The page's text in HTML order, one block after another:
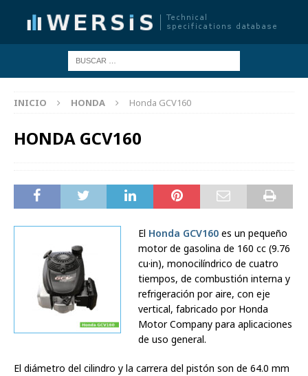
INICIO HONDA Honda GCV160
HONDA GCV160
El Honda GCV160 es un pequeño
motor de gasolina de 160 cc (9.76
cu·in), monocilíndrico de cuatro
tiempos, de combustión interna y
refrigeración por aire, con eje
vertical, fabricado por Honda
Motor Company para aplicaciones
de uso general.
El diámetro del cilindro y la carrera del pistón son de 64.0 mm